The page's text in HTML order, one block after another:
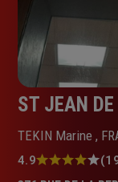
ST JEAN
TEKIN Marine ,
Note
4.9